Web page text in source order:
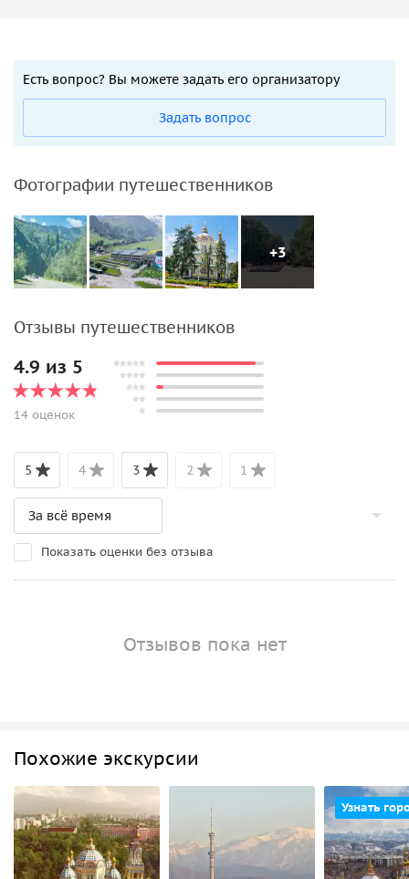
Есть вопрос? Вы можете задать его организатору
Задать вопрос
Фотографии путешественников
+3
Отзывы путешественников
4.9 из 5
14 оценок
5 4 3 2 1
Показать оценки без отзыва
Отзывов пока нет
Похожие экскурсии
Узнать